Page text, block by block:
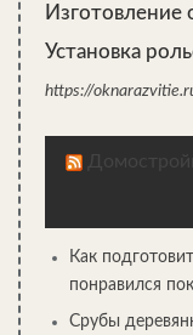
Установка
https://
Как
понравился
Срубы